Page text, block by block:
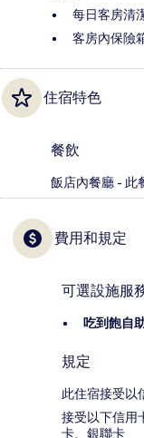
每日客房清
客房內保險
住宿特色
餐飲
飯店內餐廳 - 此
費用和規定
可選設施服
吃到飽自
規定
此住宿接受以
接受以下信用
卡、銀聯卡